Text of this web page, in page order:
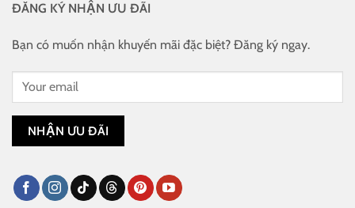
ĐĂNG KÝ NHẬN ƯU ĐÃI
Bạn có muốn nhận khuyến mãi đặc biệt? Đăng ký ngay.